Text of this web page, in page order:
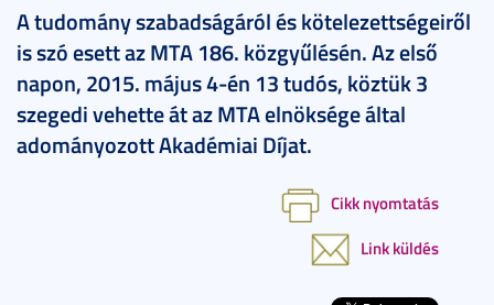
A tudomány szabadságáról és kötelezettségeiről
is szó esett az MTA 186. közgyűlésén. Az első
napon, 2015. május 4-én 13 tudós, köztük 3
szegedi vehette át az MTA elnöksége által
adományozott Akadémiai Díjat.
Cikk nyomtatás
Link küldés